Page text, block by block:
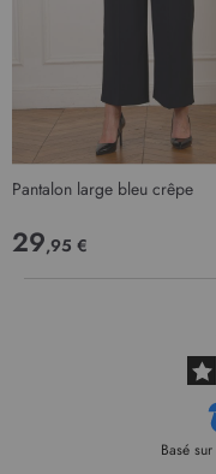
Pantalon large bleu crêpe
29,95 €
Basé sur